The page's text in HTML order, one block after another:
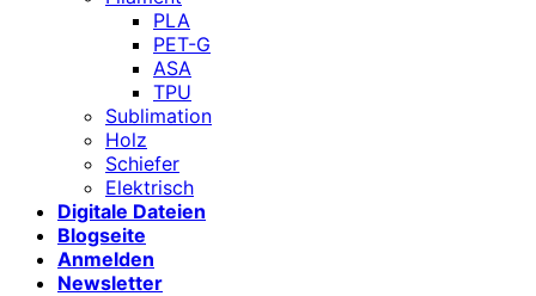
PLA
PET-G
ASA
TPU
Sublimation
Holz
Schiefer
Elektrisch
Digitale Dateien
Blogseite
Anmelden
Newsletter